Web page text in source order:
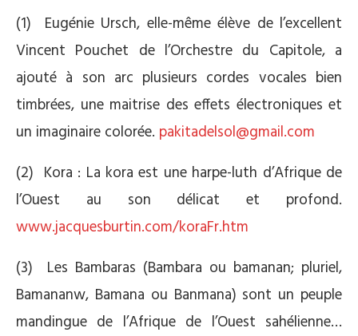
(1) Eugénie Ursch, elle-même élève de l’excellent
Vincent Pouchet de l’Orchestre du Capitole, a
ajouté à son arc plusieurs cordes vocales bien
timbrées, une maitrise des effets électroniques et
un imaginaire colorée. pakitadelsol@gmail.com
(2) Kora : La kora est une harpe-luth d’Afrique de
l’Ouest au son délicat et profond.
www.jacquesburtin.com/koraFr.htm
(3) Les Bambaras (Bambara ou bamanan; pluriel,
Bamananw, Bamana ou Banmana) sont un peuple
mandingue de l’Afrique de l’Ouest sahélienne…